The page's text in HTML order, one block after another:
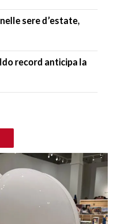
sere d’estate,
record anticipa la